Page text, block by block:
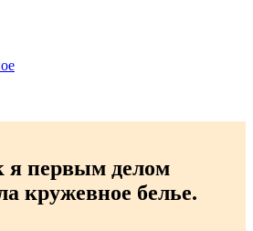
я первым делом
кружевное белье.